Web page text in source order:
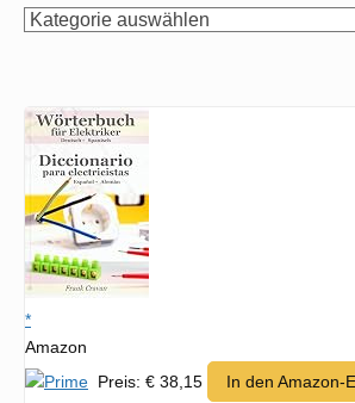
per
*
Amazon
Preis: € 38,15
In den Amazon-